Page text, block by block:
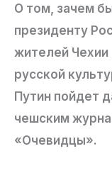
О том, зачем
президенту
жителей Чехии
русской
Путин пойдет
чешским
«Очевидцы».